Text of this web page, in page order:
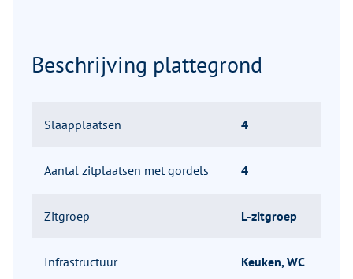
Beschrijving plattegrond
Slaapplaatsen 4
Aantal zitplaatsen met gordels 4
Zitgroep L-zitgroep
Infrastructuur Keuken, WC